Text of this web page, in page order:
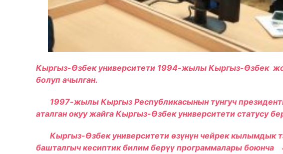
Кыргыз-Өзбек университети 1994-жылы Кыргыз-Өзбек
болуп ачылган.
1997-жылы Кыргыз Республикасынын тунгуч
аталган окуу жайга Кыргыз-Өзбек университети статусу
Кыргыз-Өзбек университети өзүнүн чейрек кылымдык
башталгыч кесиптик билим берүү программалары боюнча